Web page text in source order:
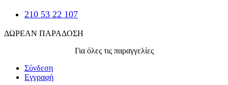
210 53 22 107
ΔΩΡΕΑΝ ΠΑΡΑΔΟΣΗ
Για όλες τις παραγγελίες
Σύνδεση
Εγγραφή